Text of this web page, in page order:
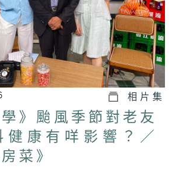
，香港電台第五台、港台電視31，電
相片集
學》颱風季節對老友
健康有咩影響？／
菜》